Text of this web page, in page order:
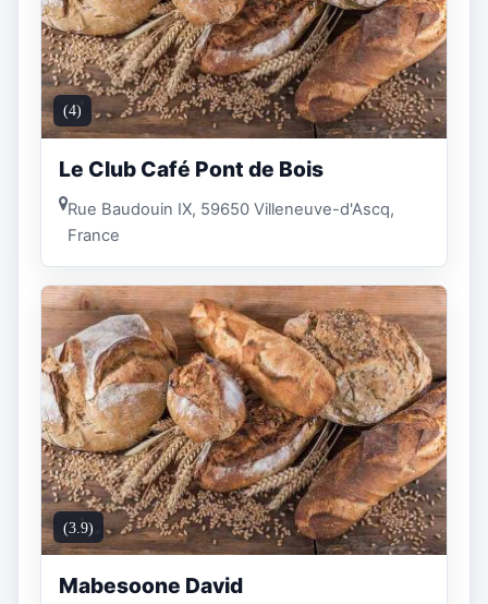
(4)
Le Club Café Pont de Bois
Rue Baudouin IX, 59650 Villeneuve-d'Ascq,
France
(3.9)
Mabesoone David